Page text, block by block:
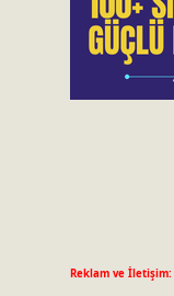
Reklam ve İletişim: